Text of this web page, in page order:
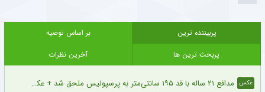
پربیننده ترین
بر اساس توصیه
پربحث ترین ها
آخرین نظرات
عکس مدافع ۲۱ ساله با قد ۱۹۵ سانتی‌متر به پرسپولیس ملحق شد + عکس